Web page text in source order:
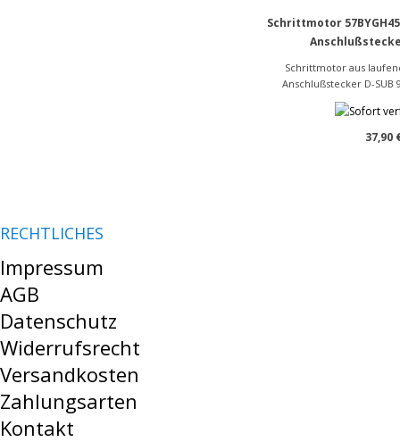
Schrittmotor
Schrittmotor aus
Anschlußstecker D-SUB
37,90
RECHTLICHES
Impressum
AGB
Datenschutz
Widerrufsrecht
Versandkosten
Zahlungsarten
Kontakt